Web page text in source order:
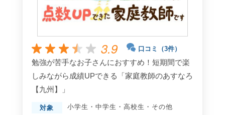
3.9 口コミ（3件）
勉強が苦手なお子さんにおすすめ！短期間で楽
しみながら成績UPできる「家庭教師のあすなろ
【九州】」
対象 小学生 ・ 中学生 ・ 高校生 ・ その他